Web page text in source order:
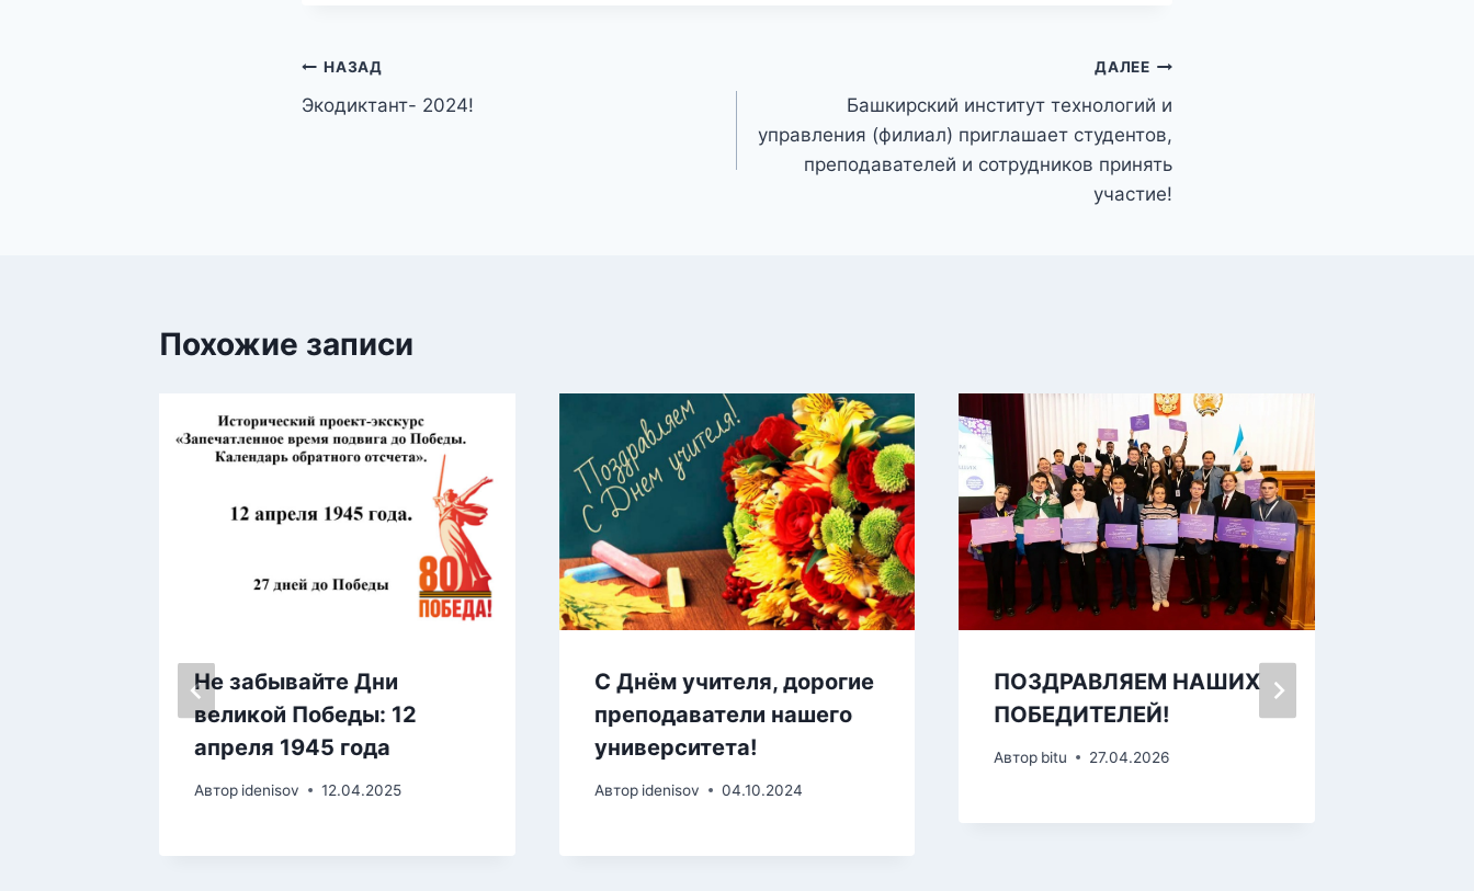
Навигация
по
НАЗАД
Экодиктант- 2024!
ДАЛЕЕ
Башкирский институт технологий и
управления (филиал) приглашает студентов,
преподавателей и сотрудников принять
участие!
Похожие записи
Не забывайте Дни
великой Победы: 12
апреля 1945 года
Автор idenisov 12.04.2025
С Днём учителя, дорогие
преподаватели нашего
университета!
Автор idenisov 04.10.2024
ПОЗДРАВЛЯЕМ НАШИХ
ПОБЕДИТЕЛЕЙ!
Автор bitu 27.04.2026